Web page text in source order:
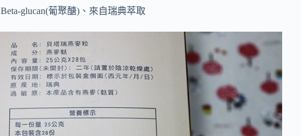
Beta-glucan(葡聚醣)、來自瑞典萃取